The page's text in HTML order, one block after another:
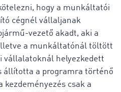
hogy a munkáltatói
cégnél vállaljanak
vezető akadt, aki a
a munkáltatónál töltött
vállalatoknál helyezkedett
állította a programra történő
kezdeményezés csak a